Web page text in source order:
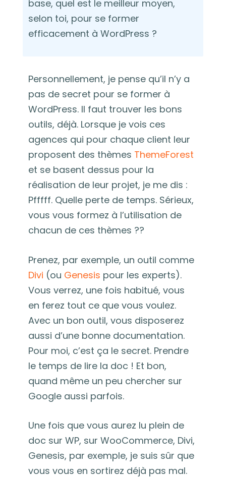
base, quel est le meilleur moyen,
selon toi, pour se former
efficacement à WordPress ?
Personnellement, je pense qu’il n’y a
pas de secret pour se former à
WordPress. Il faut trouver les bons
outils, déjà. Lorsque je vois ces
agences qui pour chaque client leur
proposent des thèmes ThemeForest
et se basent dessus pour la
réalisation de leur projet, je me dis :
Pfffff. Quelle perte de temps. Sérieux,
vous vous formez à l’utilisation de
chacun de ces thèmes ??
Prenez, par exemple, un outil comme
Divi (ou Genesis pour les experts).
Vous verrez, une fois habitué, vous
en ferez tout ce que vous voulez.
Avec un bon outil, vous disposerez
aussi d’une bonne documentation.
Pour moi, c’est ça le secret. Prendre
le temps de lire la doc ! Et bon,
quand même un peu chercher sur
Google aussi parfois.
Une fois que vous aurez lu plein de
doc sur WP, sur WooCommerce, Divi,
Genesis, par exemple, je suis sûr que
vous vous en sortirez déjà pas mal.